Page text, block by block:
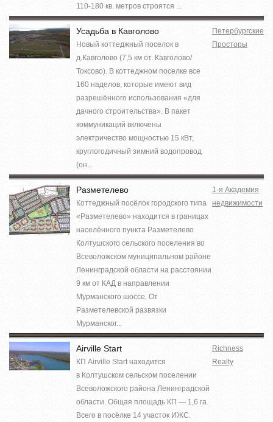
110-180 кв. метров строятся ...
Усадьба в Кавголово
Новый коттеджный поселок в
д.Кавголово (7,5 км от. Кавголово/
Токсово). В коттеджном поселке все
160 наделов, которые имеют вид
разрешённого использования «для
дачного строительства». В пакет
коммуникаций включены
электричество мощностью 15 кВт,
круглогодичный зимний водопровод
(он...
Петербургские
Просторы
Разметелево
Коттеджный посёлок городского типа
«Разметелево» находится в границах
населённого пункта Разметелево
Колтушского сельского поселения во
Всеволожском муниципальном районе
Ленинградской области на расстоянии
9 км от КАД в направлении
Мурманского шоссе. От
Разметелевской развязки
Мурманског...
1-я Академия
недвижимости
Airville Start
КП Airville Start находится
в Колтушском сельском поселении
Всеволожского района Ленинградской
области. Общая площадь КП — 1,6 га.
Всего в посёлке 14 участок ИЖС.
Richness
Realty